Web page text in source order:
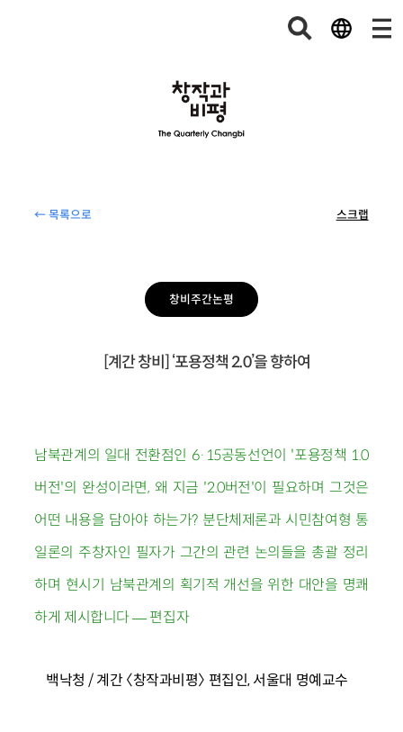
← 목록으로 스크랩
창비주간논평
[계간 창비] ‘포용정책 2.0’을 향하여
남북관계의 일대 전환점인 6·15공동선언이 '포용정책 1.0
버전'의 완성이라면, 왜 지금 '2.0버전'이 필요하며 그것은
어떤 내용을 담아야 하는가? 분단체제론과 시민참여형 통
일론의 주창자인 필자가 그간의 관련 논의들을 총괄 정리
하며 현시기 남북관계의 획기적 개선을 위한 대안을 명쾌
하게 제시합니다 ― 편집자
백낙청 / 계간 〈창작과비평〉 편집인, 서울대 명예교수